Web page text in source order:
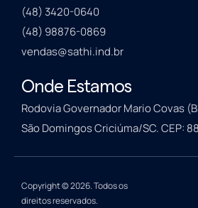
(48) 3420-0640
(48) 98876-0869
vendas@sathi.ind.br
Onde Estamos
Rodovia Governador Mario Covas
São Domingos Criciúma/SC. CEP:
Copyright © 2026. Todos os
direitos reservados.